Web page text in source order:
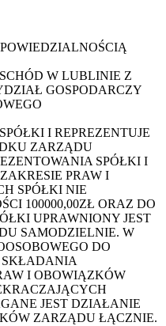
W LUBLINIE Z
GOSPODARCZY
I REPREZENTUJE
ZARZĄDU
SPÓŁKI I
PRAW I
SPÓŁKI NIE
100000,00ZŁ ORAZ DO
UPRAWNIONY JEST
SAMODZIELNIE. W
DO
SKŁADANIA
I OBOWIĄZKÓW
JEST DZIAŁANIE
ZARZĄDU ŁĄCZNIE.